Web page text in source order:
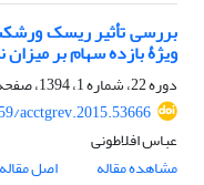
ویژۀ بازده‌ سهام بر
دوره 22، شماره 1، 1394، صفحه
acctgrev.2015.53666
عباس افلاطونی
مشاهده مقاله
اصل مقاله